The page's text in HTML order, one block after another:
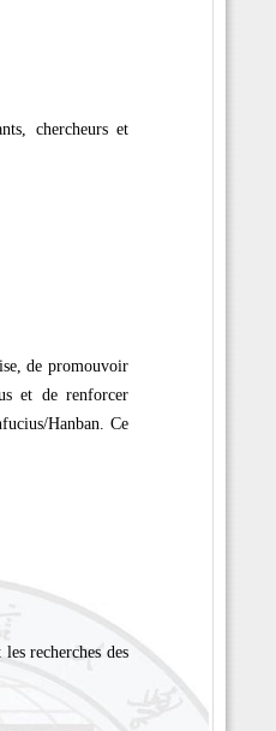
chercheurs et
de promouvoir
et de renforcer
Hanban. Ce
recherches des